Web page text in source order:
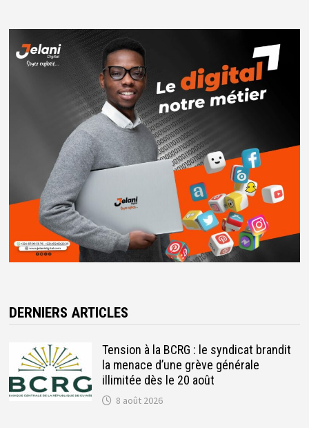
DERNIERS ARTICLES
Tension à la BCRG : le syndicat brandit
la menace d’une grève générale
illimitée dès le 20 août
8 août 2026